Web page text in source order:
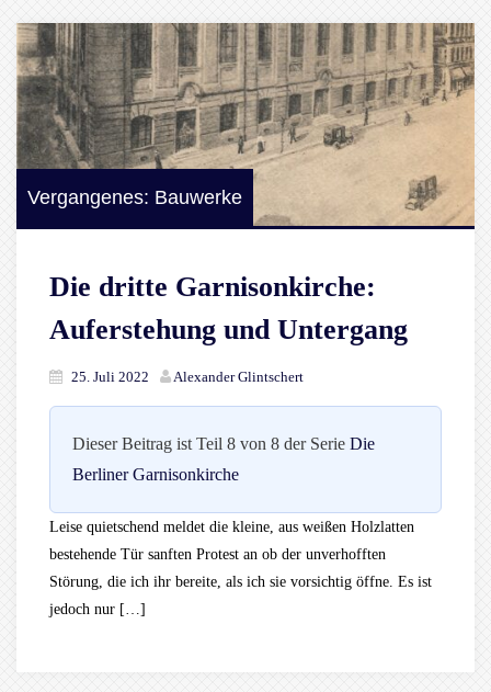
Vergangenes: Bauwerke
Die dritte Garnisonkirche:
Auferstehung und Untergang
25. Juli 2022 Alexander Glintschert
Dieser Beitrag ist Teil 8 von 8 der Serie Die
Berliner Garnisonkirche
Leise quietschend meldet die kleine, aus weißen Holzlatten
bestehende Tür sanften Protest an ob der unverhofften
Störung, die ich ihr bereite, als ich sie vorsichtig öffne. Es ist
jedoch nur […]